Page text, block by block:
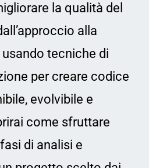
la qualità del
alla
tecniche di
per creare codice
evolvibile e
come sfruttare
di analisi e